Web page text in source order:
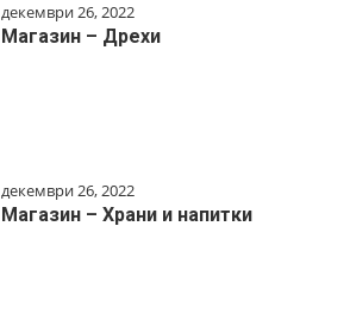
декември 26, 2022
Магазин – Дрехи
декември 26, 2022
Магазин – Храни и напитки